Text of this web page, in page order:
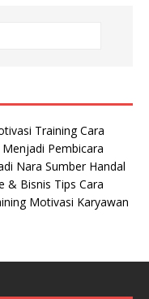
Training Cara
Pembicara
Nara Sumber Handal
& Bisnis Tips Cara
Motivasi Karyawan